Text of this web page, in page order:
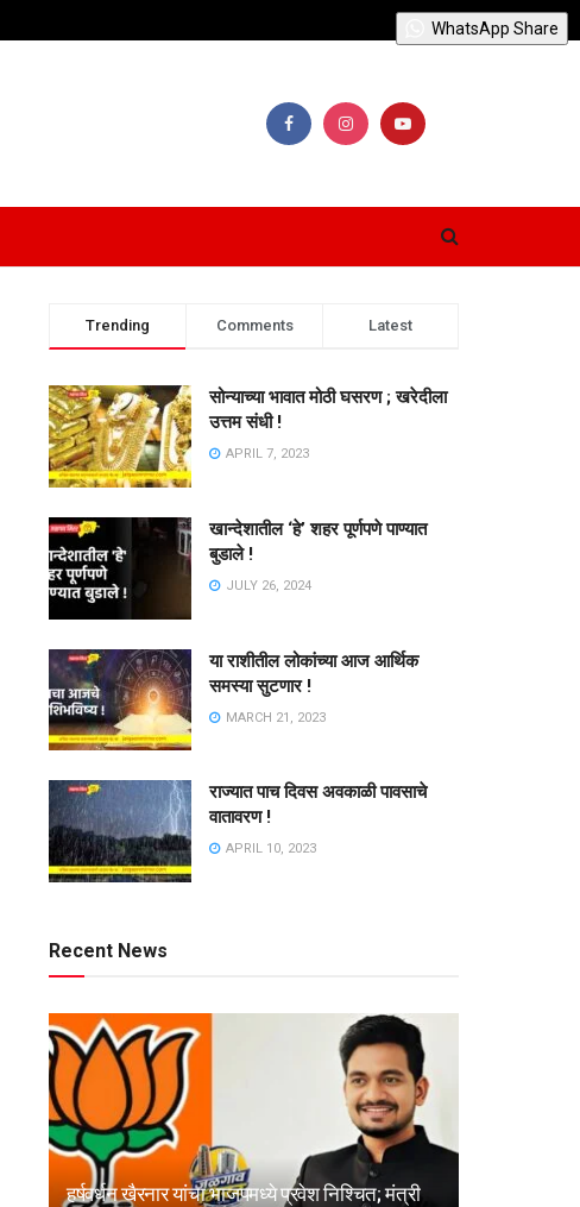
Trending Comments Latest
सोन्याच्या भावात मोठी घसरण ; खरेदीला
उत्तम संधी !
APRIL 7, 2023
खान्देशातील ‘हे’ शहर पूर्णपणे पाण्यात
बुडाले !
JULY 26, 2024
या राशीतील लोकांच्या आज आर्थिक
समस्या सुटणार !
MARCH 21, 2023
राज्यात पाच दिवस अवकाळी पावसाचे
वातावरण !
APRIL 10, 2023
Recent News
हर्षवर्धन खैरनार यांचा भाजपमध्ये प्रवेश निश्चित; मंत्री
WhatsApp Share